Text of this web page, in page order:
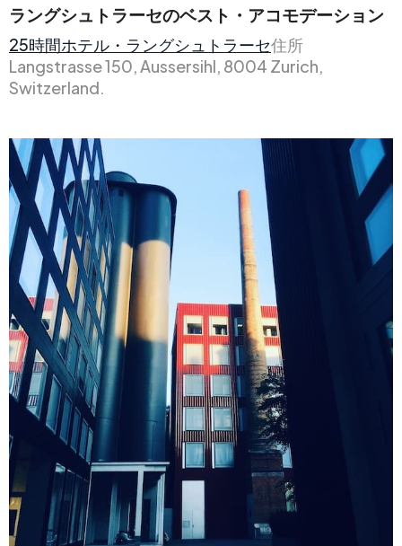
ラングシュトラーセのベスト・アコモデーション
25時間ホテル・ラングシュトラーセ住所
Langstrasse 150, Aussersihl, 8004 Zurich,
Switzerland.